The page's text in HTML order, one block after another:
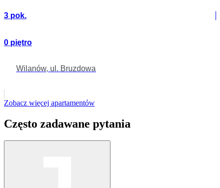
3 pok.
0 piętro
Wilanów, ul. Bruzdowa
Zobacz więcej apartamentów
Często zadawane pytania